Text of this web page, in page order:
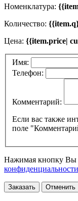
Номенклатура:
Количество:
Цена: {{item.price|
Имя:
Телефон:
Комментарий:
Если вас также
поле
Нажимая кнопку Вы
конфиденциальности
Заказать Отменить